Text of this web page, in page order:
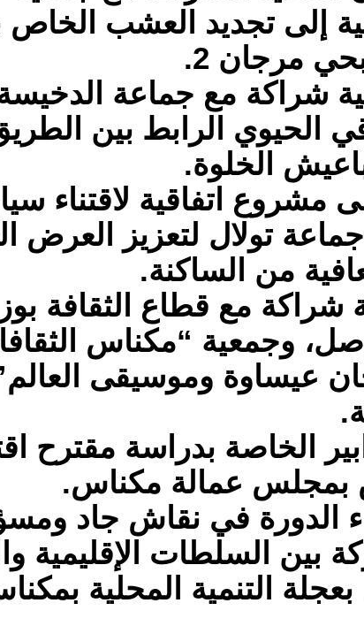
إلى تجديد العشب
شراكة مع جماعة
الحيوي الرابط بين
مشروع اتفاقية لاقتناء
تولال لتعزيز
من الساكنة.
شراكة مع قطاع الثقافة
وجمعية “مكناس
عيساوة وموسيقى
الخاصة بدراسة مقترح
عمالة مكناس.
الدورة في نقاش جاد
بين السلطات الإقليمية
بعجلة التنمية المحلية